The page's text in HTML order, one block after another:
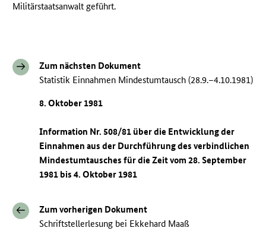
Militärstaatsanwalt geführt.
Zum nächsten Dokument
Statistik Einnahmen Mindestumtausch (28.9.–4.10.1981)
8. Oktober 1981
Information Nr. 508/81 über die Entwicklung der
Einnahmen aus der Durchführung des verbindlichen
Mindestumtausches für die Zeit vom 28. September
1981 bis 4. Oktober 1981
Zum vorherigen Dokument
Schriftstellerlesung bei Ekkehard Maaß